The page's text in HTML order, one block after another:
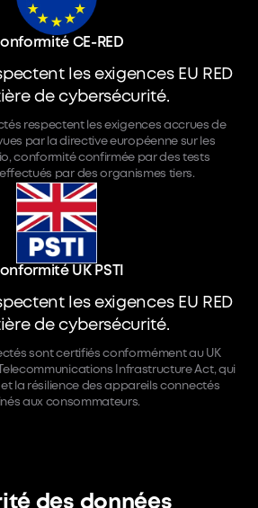
CE-RED
les exigences EU RED
de cybersécurité.
respectent les exigences accrues de
par la directive européenne sur les
conformité confirmée par des tests
par des organismes tiers.
UK PSTI
les exigences EU RED
de cybersécurité.
sont certifiés conformément au UK
Infrastructure Act, qui
la résilience des appareils connectés
aux consommateurs.
des données